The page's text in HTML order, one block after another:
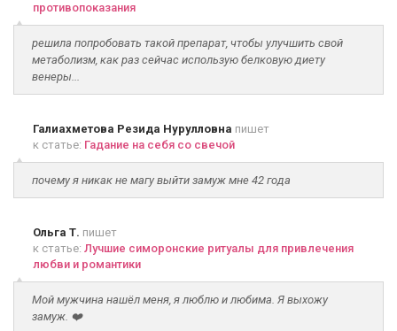
противопоказания
решила попробовать такой препарат, чтобы улучшить свой
метаболизм, как раз сейчас использую белковую диету
венеры...
Галиахметова Резида Нурулловна пишет
к статье: Гадание на себя со свечой
почему я никак не магу выйти замуж мне 42 года
Ольга Т. пишет
к статье: Лучшие симоронские ритуалы для привлечения
любви и романтики
Мой мужчина нашёл меня, я люблю и любима. Я выхожу
замуж. ❤️